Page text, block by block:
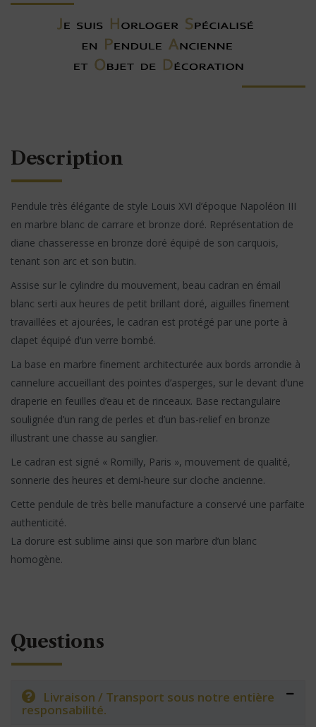
Description
Pendule très élégante de style Louis XVI d’époque Napoléon III
en marbre blanc de carrare et bronze doré. Représentation de
diane chasseresse en bronze doré équipé de son carquois,
tenant son arc et son butin.
Assise sur le cylindre du mouvement, beau cadran en émail
blanc serti aux heures de petit brillant doré, aiguilles finement
travaillées et ajourées, le cadran est protégé par une porte à
clapet équipé d’un verre bombé.
La base en marbre finement architecturée aux bords arrondie à
cannelure accueillant des pointes d’asperges, sur le devant d’une
draperie en feuilles d’eau et de rinceaux. Base rectangulaire
soulignée d’un rang de perles et d’un bas-relief en bronze
illustrant une chasse au sanglier.
Le cadran est signé « Romilly, Paris », mouvement de qualité,
sonnerie des heures et demi-heure sur cloche ancienne.
Cette pendule de très belle manufacture a conservé une parfaite
authenticité.
La dorure est sublime ainsi que son marbre d’un blanc
homogène.
Questions
Livraison / Transport sous notre entière
responsabilité.